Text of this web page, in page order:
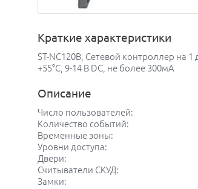
Краткие характеристики
ST-NC120B, Сетевой контроллер на
+55°С, 9-14 В DC, не более 300мА
Описание
Число пользователей:
Количество событий:
Временные зоны:
Уровни доступа:
Двери:
Считыватели СКУД:
Замки: